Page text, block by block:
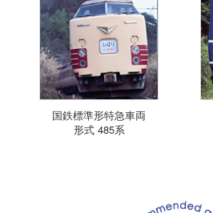
国鉄標準形特急車両
形式 485系